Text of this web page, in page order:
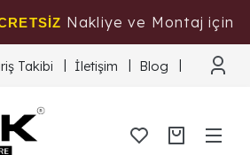
Nakliye ve Montaj için
Tıklayınız
Takibi İletişim Blog